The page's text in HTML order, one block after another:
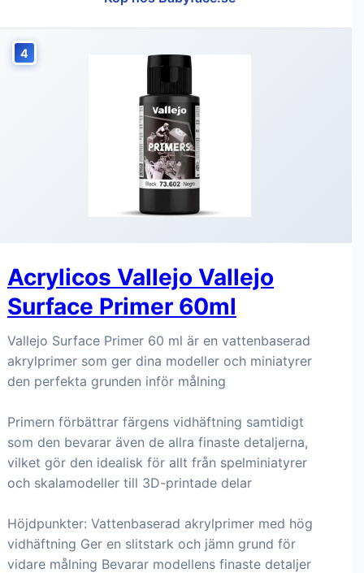
4
Acrylicos Vallejo Vallejo
Surface Primer 60ml
Vallejo Surface Primer 60 ml är en vattenbaserad
akrylprimer som ger dina modeller och miniatyrer
den perfekta grunden inför målning
Primern förbättrar färgens vidhäftning samtidigt
som den bevarar även de allra finaste detaljerna,
vilket gör den idealisk för allt från spelminiatyrer
och skalamodeller till 3D-printade delar
Höjdpunkter: Vattenbaserad akrylprimer med hög
vidhäftning Ger en slitstark och jämn grund för
vidare målning Bevarar modellens finaste detaljer